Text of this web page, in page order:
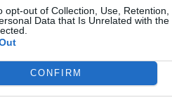
opt-out of Collection, Use,
Data that Is Unrelated with
CONFIRM
και υψηλού επιπέδου
δύο Εθνικούς Ημιτελικούς
τον περασμένο